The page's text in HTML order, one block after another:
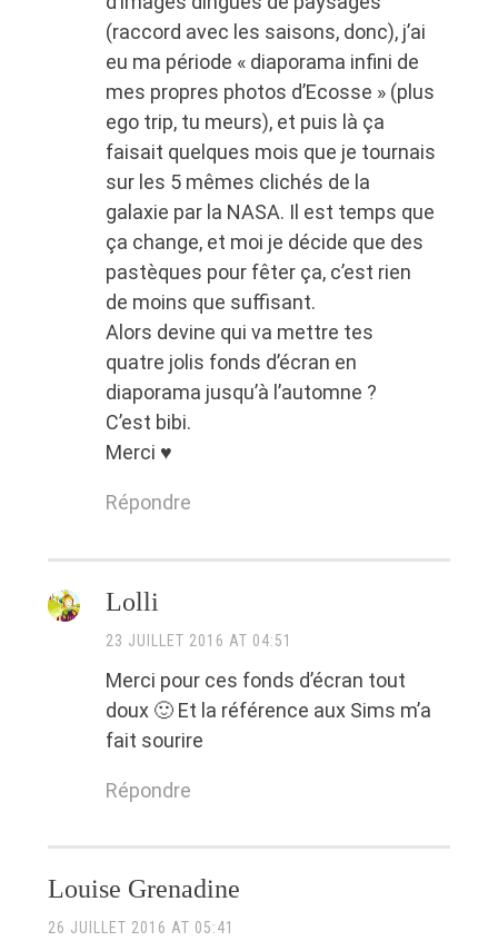
(raccord avec les saisons, donc), j’ai
eu ma période « diaporama infini de
mes propres photos d’Ecosse » (plus
ego trip, tu meurs), et puis là ça
faisait quelques mois que je tournais
sur les 5 mêmes clichés de la
galaxie par la NASA. Il est temps que
ça change, et moi je décide que des
pastèques pour fêter ça, c’est rien
de moins que suffisant.
Alors devine qui va mettre tes
quatre jolis fonds d’écran en
diaporama jusqu’à l’automne ?
C’est bibi.
Merci ♥
Répondre
Lolli
23 JUILLET 2016 AT 04:51
Merci pour ces fonds d’écran tout
doux 🙂 Et la référence aux Sims m’a
fait sourire
Répondre
Louise Grenadine
26 JUILLET 2016 AT 05:41